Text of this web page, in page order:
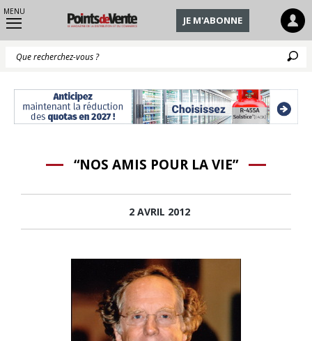
MENU
JE M'ABONNE
“NOS AMIS POUR LA VIE”
2 AVRIL 2012